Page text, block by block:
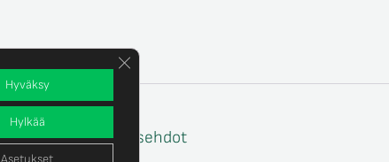
Tilaus- ja toimitusehdot
Hyväksy
Hylkää
Asetukset
Sulje evästebanneri